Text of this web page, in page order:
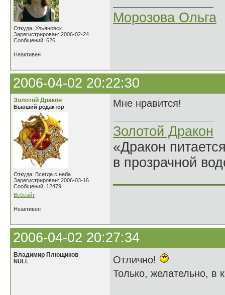
Откуда: Ульяновск
Зарегистрирован: 2006-02-24
Сообщений: 626
Морозова Ольга
Неактивен
2006-04-02 20:22:30
Золотой Дракон
Бывший редактор
Откуда: Всегда с неба
Зарегистрирован: 2006-03-16
Сообщений: 12479
Вебсайт
Мне нравится!
Золотой Дракон
«Дракон
в прозрачной
Неактивен
2006-04-02 20:27:34
Владимир Плющиков
NULL
Отлично!
Только, желательно, в